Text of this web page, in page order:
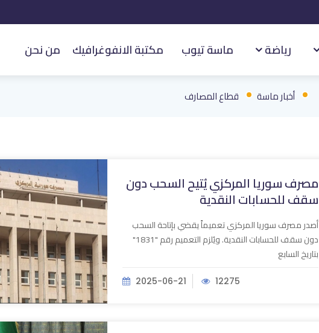
رياضة ماسة تيوب مكتبة الانفوغرافيك من نحن
أخبار ماسة قطاع المصارف
مصرف سوريا المركزي يُتيح السحب دون
سقف للحسابات النقدية
أصدر مصرف سوريا المركزي تعميماً يقضي بإتاحة السحب
دون سقف للحسابات النقدية. ويُلزم التعميم رقم "1831"
بتاريخ السابع
2025-06-21 12275